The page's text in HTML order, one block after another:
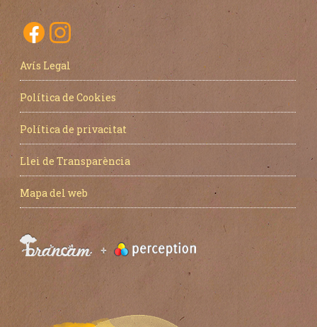
Avís Legal
Política de Cookies
Política de privacitat
Llei de Transparència
Mapa del web